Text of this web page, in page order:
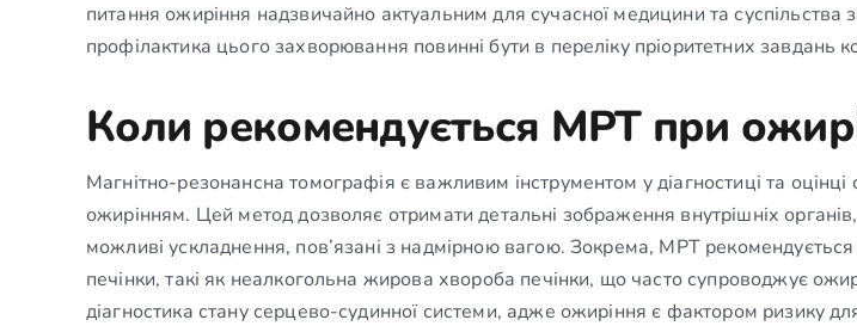
питання ожиріння надзвичайно актуальним для сучасної медицини та суспільства
профілактика цього захворювання повинні бути в переліку пріоритетних завдань
Коли рекомендується МРТ при
Магнітно-резонансна томографія є важливим інструментом у діагностиці та оцінці
ожирінням. Цей метод дозволяє отримати детальні зображення внутрішніх
можливі ускладнення, пов’язані з надмірною вагою. Зокрема, МРТ
печінки, такі як неалкогольна жирова хвороба печінки, що часто супроводжує
діагностика стану серцево-судинної системи, адже ожиріння є фактором ризику